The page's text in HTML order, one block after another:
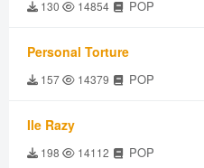
130 14854 POP
Personal Torture
157 14379 POP
Ile Razy
198 14112 POP